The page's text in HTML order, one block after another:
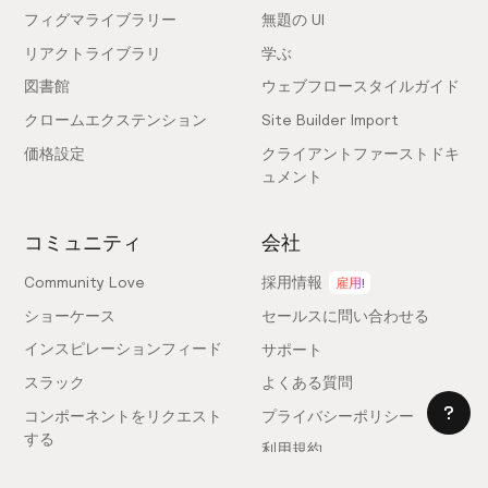
フィグマライブラリー
リアクトライブラリ
図書館
クロームエクステンション
価格設定
無題の UI
学ぶ
ウェブフロースタイルガイド
Site Builder Import
クライアントファーストドキ
ュメント
コミュニティ
Community Love
ショーケース
インスピレーションフィード
スラック
コンポーネントをリクエスト
する
会社
採用情報 雇用!
セールスに問い合わせる
サポート
よくある質問
プライバシーポリシー
利用規約